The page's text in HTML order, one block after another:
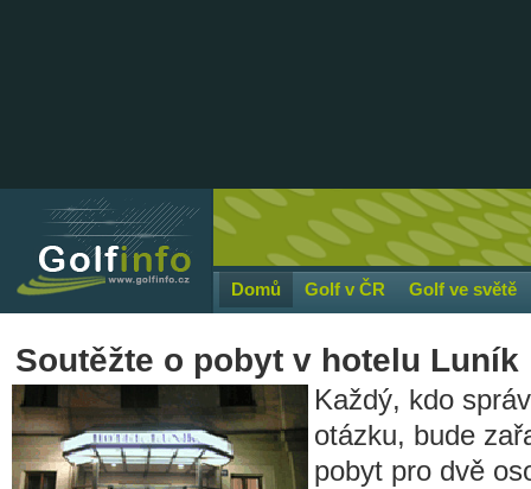
Domů Golf v ČR Golf ve světě
Soutěžte o pobyt v hotelu Luník
Každý, kdo
otázku, bude
pobyt pro dvě